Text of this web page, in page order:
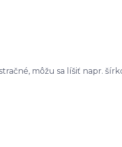
môžu sa líšiť napr.